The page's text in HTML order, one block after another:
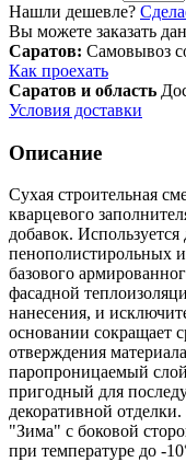
Нашли дешевле?
Вы можете заказать
Саратов: Самовывоз
Как проехать
Саратов и область
Условия доставки
Описание
Сухая строительная
кварцевого
добавок.
пенополистирольных
базового
фасадной
нанесения, и
основании сокращает
отверждения
паропроницаемый
пригодный для
декоративной
"Зима" с боковой
при температуре до -